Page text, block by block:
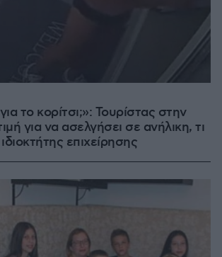
το κορίτσι;»: Τουρίστας στην
για να ασελγήσει σε ανήλικη, τι
επιχείρησης